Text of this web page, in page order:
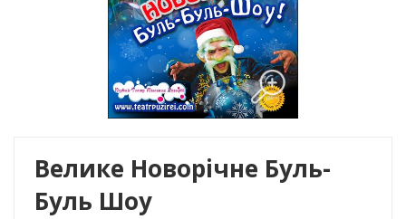
Велике Новорічне Буль-
Буль Шоу